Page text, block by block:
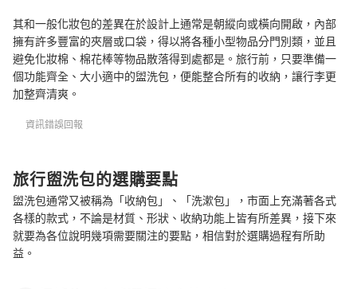
其和一般化妝包的差異在於設計上通常是朝縱向或橫向開啟，內部
擁有許多豐富的夾層或口袋，得以將各種小型物品分門別類，並且
避免化妝棉、棉花棒等物品散落得到處都是。旅行前，只要準備一
個功能齊全、大小適中的盥洗包，便能整合所有的收納，讓行李更
加整齊清爽。
資訊錯誤回報
旅行盥洗包的選購要點
盥洗包通常又被稱為「收納包」、「洗漱包」，市面上充滿著各式
各樣的款式，不論是材質、形狀、收納功能上皆有所差異，接下來
就要為各位說明幾項需要關注的要點，相信對於選購過程有所助
益。